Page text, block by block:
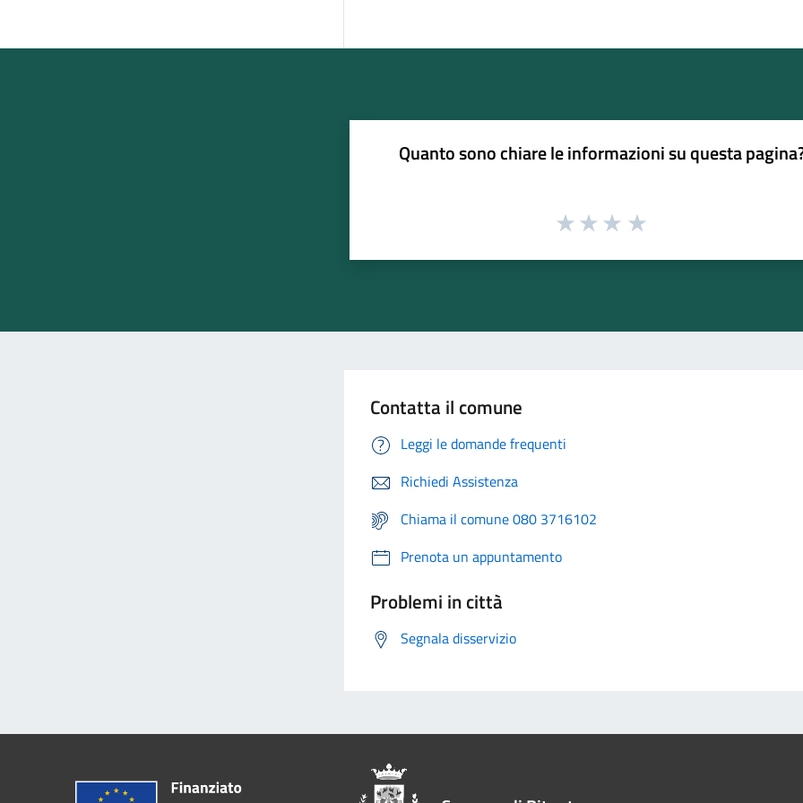
Quanto sono chiare le informazioni su questa
Contatta il comune
Leggi le domande frequenti
Richiedi Assistenza
Chiama il comune 080 3716102
Prenota un appuntamento
Problemi in città
Segnala disservizio